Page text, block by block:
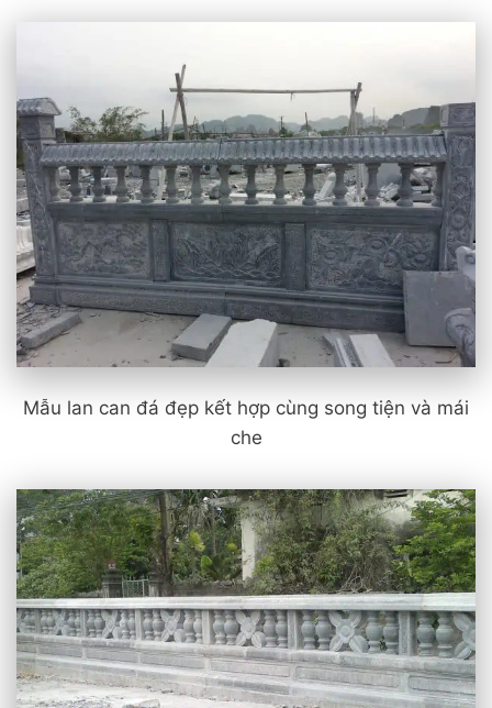
Mẫu lan can đá đẹp kết hợp cùng song tiện và mái
che